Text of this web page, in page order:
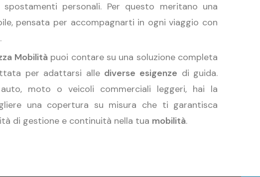
personali. Per questo meritano una
pensata per accompagnarti in ogni viaggio con
Mobilitàpuoi contare su una soluzione completa
per adattarsi alle diverse esigenze di guida.
moto o veicoli commerciali leggeri, hai la
una copertura su misura che ti garantisca
di gestione e continuità nella tua mobilità.